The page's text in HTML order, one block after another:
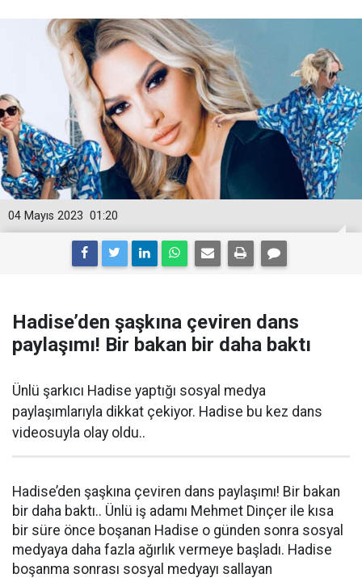
01:20
04 Mayıs 2023
Hadise’den şaşkına çeviren dans
paylaşımı! Bir bakan bir daha baktı
Ünlü şarkıcı Hadise yaptığı sosyal medya
paylaşımlarıyla dikkat çekiyor. Hadise bu kez dans
videosuyla olay oldu..
Hadise’den şaşkına çeviren dans paylaşımı! Bir bakan
bir daha baktı.. Ünlü iş adamı Mehmet Dinçer ile kısa
bir süre önce boşanan Hadise o günden sonra sosyal
medyaya daha fazla ağırlık vermeye başladı. Hadise
boşanma sonrası sosyal medyayı sallayan